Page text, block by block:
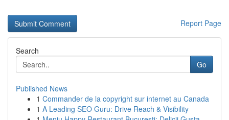
Report Page
Search
Go
Published News
1 Commander de la copyright sur internet au Canada
1 A Leading SEO Guru: Drive Reach & Visibility